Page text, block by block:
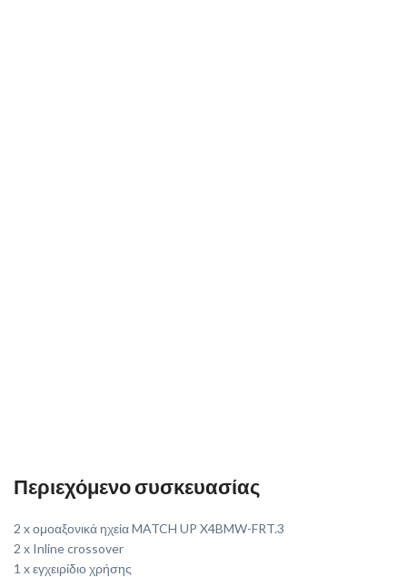
Περιεχόμενο συσκευασίας
2 x ομοαξονικά ηχεία MATCH UP X4BMW-FRT.3
2 x Inline crossover
1 x εγχειρίδιο χρήσης